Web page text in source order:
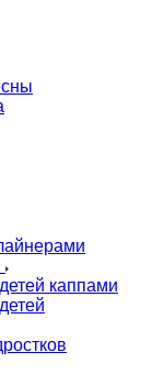
каппами